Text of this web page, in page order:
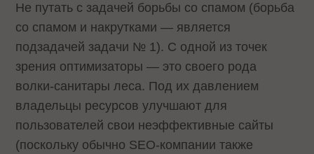
Не путать с задачей борьбы со спамом (борьба
со спамом и накрутками — является
подзадачей задачи № 1). С одной из точек
зрения оптимизаторы — это своего рода
волки-санитары леса. Под их давлением
владельцы ресурсов улучшают для
пользователей свои неэффективные сайты
(поскольку обычно SEO-компании также